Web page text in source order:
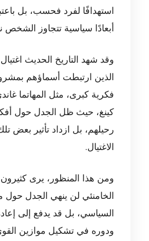
استهدافًا لفرد فحسب، بل
أبعادًا سياسية تتجاوز الشخص
وقد شهد التاريخ الحديث
الذين ارتبطت أسماؤهم
فكرية كبرى، مثل المهاتما
كينغ، حيث ظل الجدل حول
رحيلهم، بل ازداد تأثير بعض
الاغتيال.
ومن هذا المنظور، يرى كثيرون
الخامنئي لن ينهي الجدل
السياسي، بل قد يدفع إلى
ودوره في تشكيل موازين القوى